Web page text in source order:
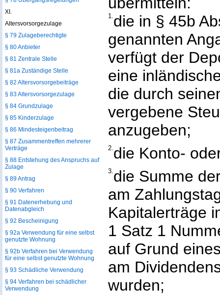
1.die in § 45b
genannten
verfügt der
eine
die durch
vergebene
anzugeben;
2.die Konto-
3.die Summe
am
Kapitalerträge
1 Satz 1
auf Grund
am
wurden;
XI.
Altersvorsorgezulage
§ 79 Zulageberechtigte
§ 80 Anbieter
§ 81 Zentrale Stelle
§ 81a Zuständige Stelle
§ 82 Altersvorsorgebeiträge
§ 83 Altersvorsorgezulage
§ 84 Grundzulage
§ 85 Kinderzulage
§ 86 Mindesteigenbeitrag
§ 87 Zusammentreffen mehrerer
Verträge
§ 88 Entstehung des Anspruchs auf
Zulage
§ 89 Antrag
§ 90 Verfahren
§ 91 Datenerhebung und
Datenabgleich
§ 92 Bescheinigung
§ 92a Verwendung für eine selbst
genutzte Wohnung
§ 92b Verfahren bei Verwendung
für eine selbst genutzte Wohnung
§ 93 Schädliche Verwendung
§ 94 Verfahren bei schädlicher
Verwendung